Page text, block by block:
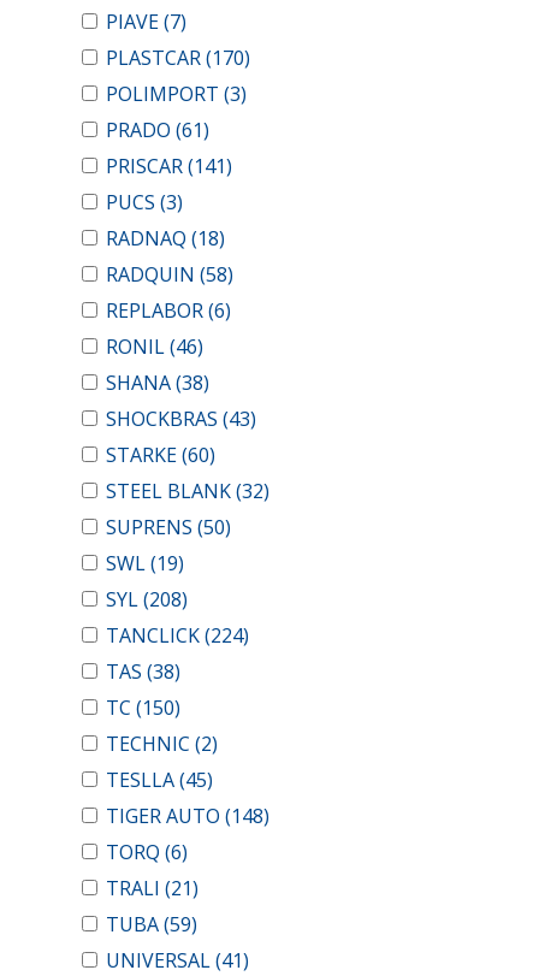
PIAVE(7)
PLASTCAR(170)
POLIMPORT (3)
PRADO (61)
PRISCAR(141)
PUCS (3)
RADNAQ (18)
RADQUIN (58)
REPLABOR(6)
RONIL(46)
SHANA(38)
SHOCKBRAS (43)
STARKE(60)
STEEL BLANK(32)
SUPRENS (50)
SWL(19)
SYL(208)
TANCLICK(224)
TAS (38)
TC (150)
TECHNIC (2)
TESLLA(45)
TIGER AUTO (148)
TORQ (6)
TRALI (21)
TUBA(59)
UNIVERSAL(41)